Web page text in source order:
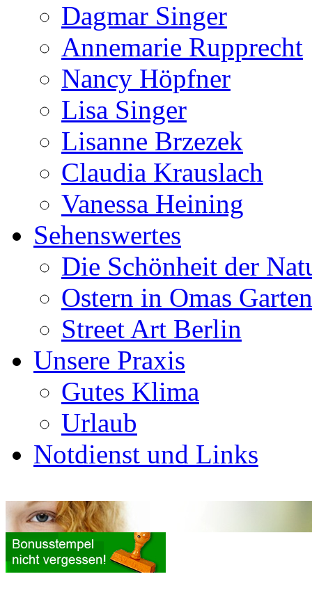
Dagmar Singer
Annemarie Rupprecht
Nancy Höpfner
Lisa Singer
Lisanne Brzezek
Claudia Krauslach
Vanessa Heining
Sehenswertes
Die Schönheit der
Ostern in Omas Garten
Street Art Berlin
Unsere Praxis
Gutes Klima
Urlaub
Notdienst und Links